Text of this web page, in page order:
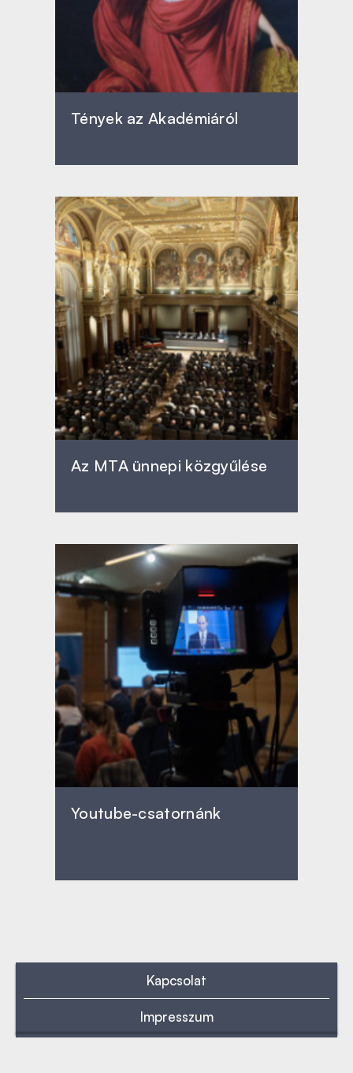
Tények az Akadémiáról
Az MTA ünnepi közgyűlése
Youtube-csatornánk
Kapcsolat
Impresszum